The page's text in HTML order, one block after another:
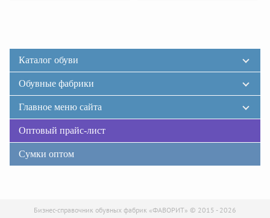
Каталог обуви
Обувные фабрики
Главное меню сайта
Оптовый прайс-лист
Сумки оптом
Бизнес-справочник обувных фабрик «ФАВОРИТ» © 2015 - 2026